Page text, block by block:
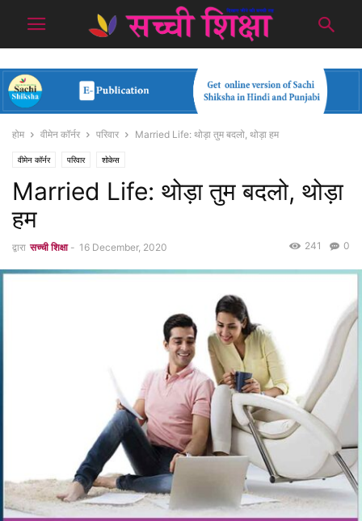
होम वीमेन कॉर्नर परिवार Married Life: थोड़ा तुम बदलो, थोड़ा हम
वीमेन कॉर्नर परिवार शोकेस
Married Life: थोड़ा तुम बदलो, थोड़ा
हम
द्वारा सच्ची शिक्षा - 16 December, 2020 0
241